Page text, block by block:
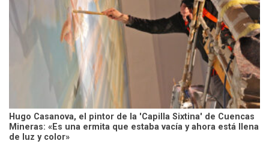
Hugo Casanova, el pintor de la 'Capilla Sixtina' de Cuencas
Mineras: «Es una ermita que estaba vacía y ahora está llena
de luz y color»